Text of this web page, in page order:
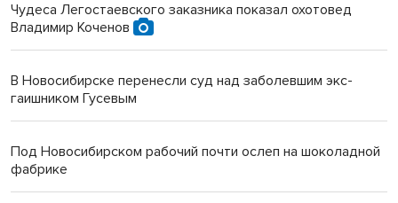
Чудеса Легостаевского заказника показал охотовед
Владимир Коченов
В Новосибирске перенесли суд над заболевшим экс-
гаишником Гусевым
Под Новосибирском рабочий почти ослеп на шоколадной
фабрике